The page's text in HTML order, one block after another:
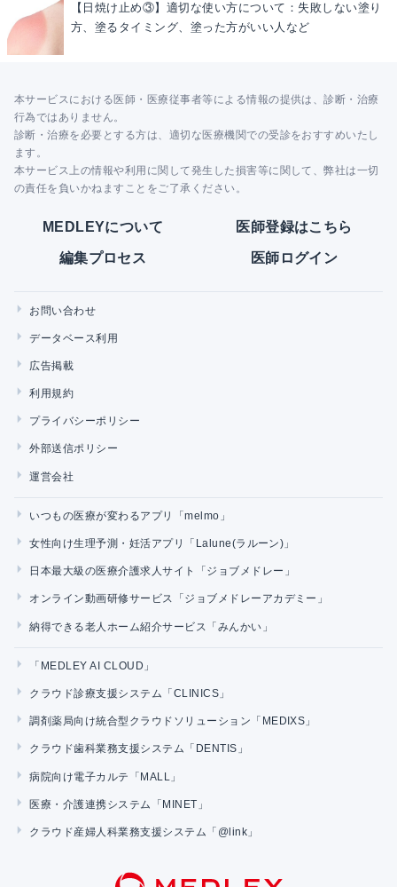
【日焼け止め③】適切な使い方について：失敗しない塗り
方、塗るタイミング、塗った方がいい人など
本サービスにおける医師・医療従事者等による情報の提供は、診断・治療
行為ではありません。
診断・治療を必要とする方は、適切な医療機関での受診をおすすめいたし
ます。
本サービス上の情報や利用に関して発生した損害等に関して、弊社は一切
の責任を負いかねますことをご了承ください。
MEDLEYについて 医師登録はこちら
編集プロセス 医師ログイン
お問い合わせ
データベース利用
広告掲載
利用規約
プライバシーポリシー
外部送信ポリシー
運営会社
いつもの医療が変わるアプリ「melmo」
女性向け生理予測・妊活アプリ「Lalune(ラルーン)」
日本最大級の医療介護求人サイト「ジョブメドレー」
オンライン動画研修サービス「ジョブメドレーアカデミー」
納得できる老人ホーム紹介サービス「みんかい」
「MEDLEY AI CLOUD」
クラウド診療支援システム「CLINICS」
調剤薬局向け統合型クラウドソリューション「MEDIXS」
クラウド歯科業務支援システム「DENTIS」
病院向け電子カルテ「MALL」
医療・介護連携システム「MINET」
クラウド産婦人科業務支援システム「@link」